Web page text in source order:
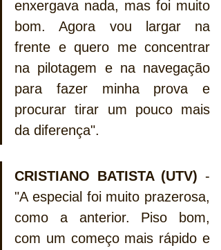
enxergava nada, mas foi muito
bom. Agora vou largar na
frente e quero me concentrar
na pilotagem e na navegação
para fazer minha prova e
procurar tirar um pouco mais
da diferença".
CRISTIANO BATISTA (UTV) -
"A especial foi muito prazerosa,
como a anterior. Piso bom,
com um começo mais rápido e